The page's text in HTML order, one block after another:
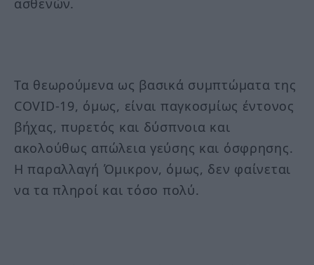
ασθενών.
Τα θεωρούμενα ως βασικά συμπτώματα της
COVID-19, όμως, είναι παγκοσμίως έντονος
βήχας, πυρετός και δύσπνοια και
ακολούθως απώλεια γεύσης και όσφρησης.
Η παραλλαγή Όμικρον, όμως, δεν φαίνεται
να τα πληροί και τόσο πολύ.